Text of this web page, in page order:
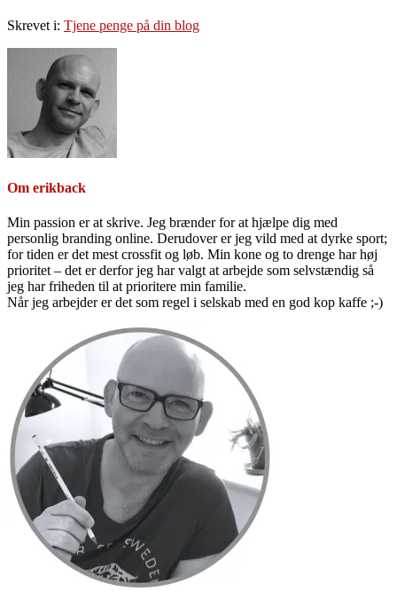
Skrevet i: Tjene penge på din blog
Om erikback
Min passion er at skrive. Jeg brænder for at hjælpe dig med
personlig branding online. Derudover er jeg vild med at dyrke sport;
for tiden er det mest crossfit og løb. Min kone og to drenge har høj
prioritet – det er derfor jeg har valgt at arbejde som selvstændig så
jeg har friheden til at prioritere min familie.
Når jeg arbejder er det som regel i selskab med en god kop kaffe ;-)
Sidebar